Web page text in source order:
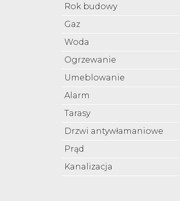
Rok budowy
Gaz
Woda
Ogrzewanie
Umeblowanie
Alarm
Tarasy
Drzwi antywłamaniowe
Prąd
Kanalizacja